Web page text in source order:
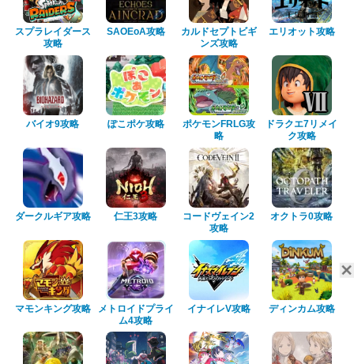
スプラレイダース
攻略
SAOEoA攻略
カルドセプトビギ
ンズ攻略
エリオット攻略
バイオ9攻略 ぽこポケ攻略
ポケモンFRLG攻
略
ドラクエ7リメイ
ク攻略
ダークルギア攻略 仁王3攻略
コードヴェイン2
攻略
オクトラ0攻略
マモンキング攻略
メトロイドプライ
ム4攻略
イナイレV攻略 ディンカム攻略